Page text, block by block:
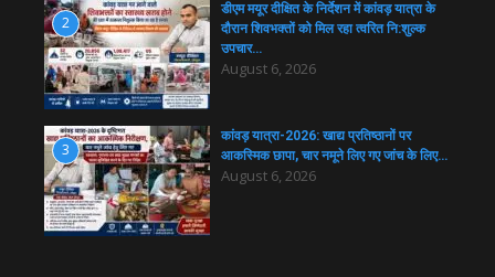
2
डीएम मयूर दीक्षित के निर्देशन में कांवड़ यात्रा के
दौरान शिवभक्तों को मिल रहा त्वरित नि:शुल्क
उपचार…
August 6, 2026
3
कांवड़ यात्रा-2026: खाद्य प्रतिष्ठानों पर
आकस्मिक छापा, चार नमूने लिए गए जांच के लिए…
August 6, 2026